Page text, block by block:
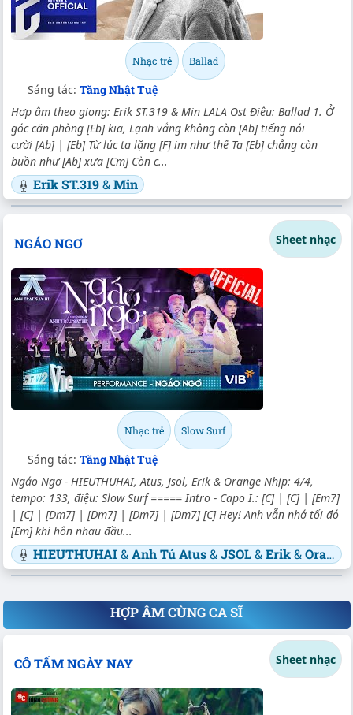
Nhạc trẻ Ballad
Sáng tác: Tăng Nhật Tuệ
Hợp âm theo giọng: Erik ST.319 & Min LALA Ost Điệu: Ballad 1. Ở
góc căn phòng [Eb] kia, Lạnh vắng không còn [Ab] tiếng nói
cười [Ab] | [Eb] Từ lúc ta lặng [F] im như thế Ta [Eb] chẳng còn
buồn như [Ab] xưa [Cm] Còn c...
Erik ST.319&Min
NGÁO NGƠ Sheet nhạc
Nhạc trẻ Slow Surf
Sáng tác: Tăng Nhật Tuệ
Ngáo Ngơ - HIEUTHUHAI, Atus, Jsol, Erik & Orange Nhịp: 4/4,
tempo: 133, điệu: Slow Surf ===== Intro - Capo I.: [C] | [C] | [Em7]
| [C] | [Dm7] | [Dm7] | [Dm7] | [Dm7] [C] Hey! Anh vẫn nhớ tối đó
[Em] khi hôn nhau đầu...
HIEUTHUHAI&Anh Tú Atus&JSOL&Erik&Orange
HỢP ÂM CÙNG CA SĨ
CÔ TẤM NGÀY NAY Sheet nhạc